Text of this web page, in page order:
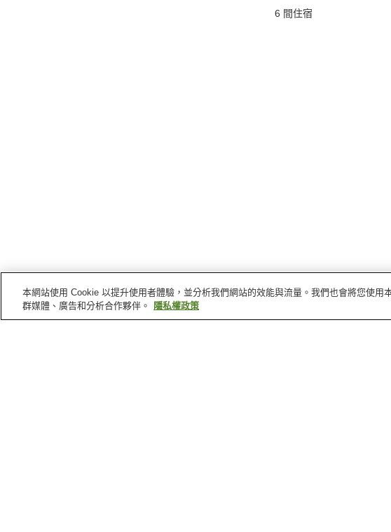
6 間住宿
本網站使用 Cookie 以提升使用者體驗，並分析我們網站的效能與流量。我們也會將您使用
群媒體、廣告和分析合作夥伴。
隱私權政策